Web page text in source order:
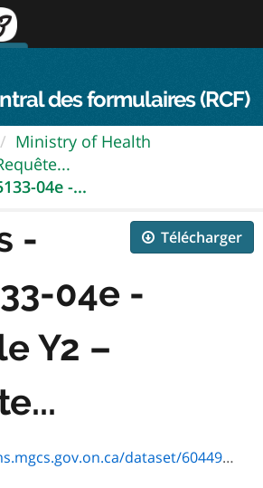
des formulaires (RCF)
Ministry of Health
04e -...
Télécharger
-
04e -
Y2 –
336b-418a-a66c-1215da35bac6/resource/70ac89b2-26be-4d67-b656-41299e3ce443/download/5133-04e.pdf